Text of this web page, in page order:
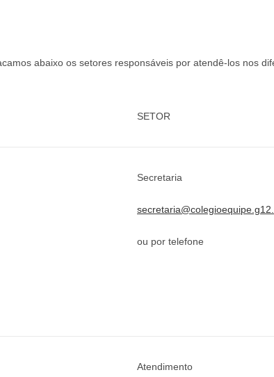
abaixo os setores responsáveis por atendê-los nos
SETOR
Secretaria
secretaria@colegioequipe.g12.
ou por telefone
Atendimento